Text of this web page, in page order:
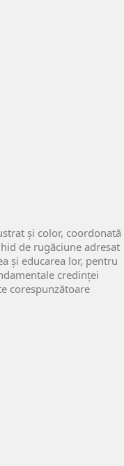
și color, coordonată
de rugăciune adresat
și educarea lor, pentru
credinței
corespunzătoare